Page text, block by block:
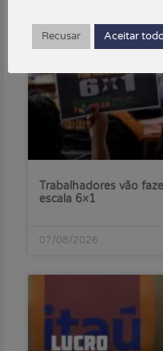
Trabalhadores vão
escala 6×1
07/08/2026
Recusar Aceitar